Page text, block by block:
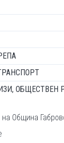
ОБЩЕСТВЕН
Община